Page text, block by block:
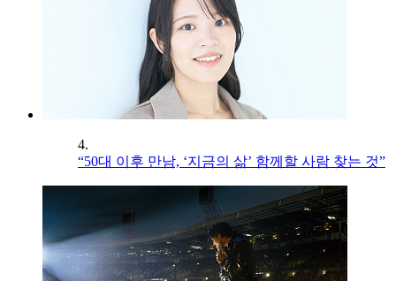
4.
“50대 이후 만남, ‘지금의 삶’ 함께할 사람 찾는 것”